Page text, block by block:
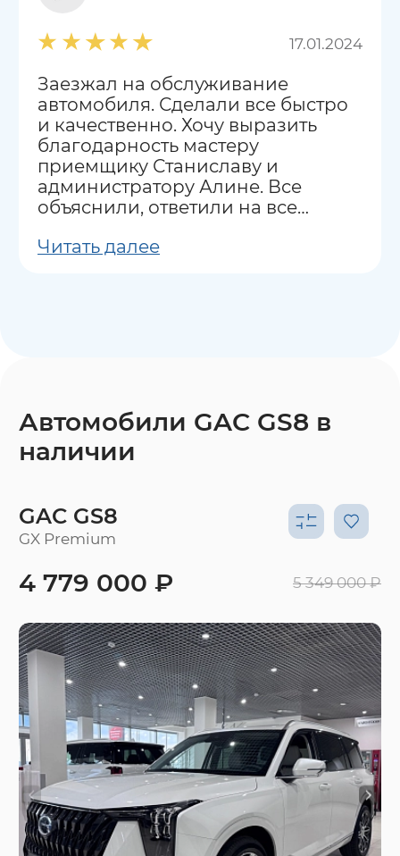
17.01.2024
Заезжал на обслуживание
автомобиля. Сделали все быстро
и качественно. Хочу выразить
благодарность мастеру
приемщику Станиславу и
администратору Алине. Все
объяснили, ответили на все
Читать далее
Автомобили GAC GS8 в
наличии
GAC GS8
GX Premium
4 779 000 ₽ 5 349 000 ₽